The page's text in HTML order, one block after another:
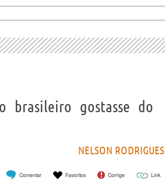
brasileiro gostasse do
NELSON RODRIGUES
Comentar Favoritos Corrige Link